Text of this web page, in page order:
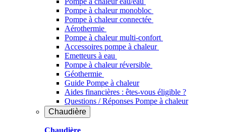
Pompe à chaleur monobloc
Pompe à chaleur connectée
Aérothermie
Pompe à chaleur multi-confort
Accessoires pompe à chaleur
Emetteurs à eau
Pompe à chaleur réversible
Géothermie
Guide Pompe à chaleur
Aides financières : êtes-vous éligible ?
Questions / Réponses Pompe à chaleur
Chaudière